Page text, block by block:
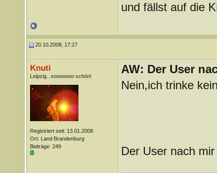
und fällst auf die
20.10.2008, 17:27
Knuti
Leipzig...sooooooo schön!
Registriert seit: 13.01.2008
Ort: Land Brandenburg
Beiträge: 249
AW: Der User
Nein,ich trinke
Der User nach